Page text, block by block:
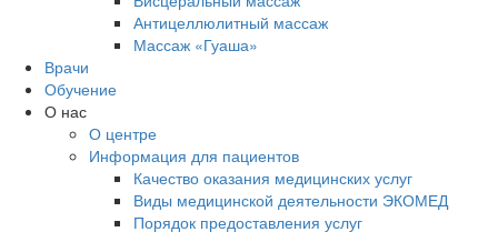
Антицеллюлитный массаж
Массаж «Гуаша»
Врачи
Обучение
О нас
О центре
Информация для пациентов
Качество оказания медицинских услуг
Виды медицинской деятельности ЭКОМЕД
Порядок предоставления услуг